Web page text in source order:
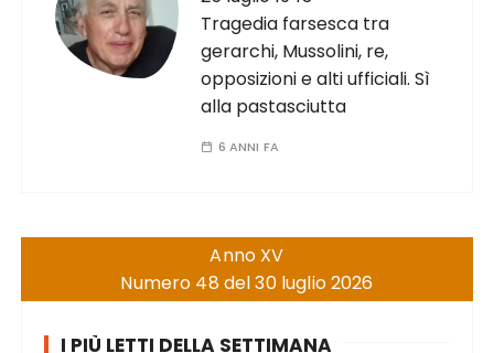
Tragedia farsesca tra
gerarchi, Mussolini, re,
opposizioni e alti ufficiali. Sì
alla pastasciutta
6 ANNI FA
Anno XV
Numero 48 del 30 luglio 2026
I PIÙ LETTI DELLA SETTIMANA